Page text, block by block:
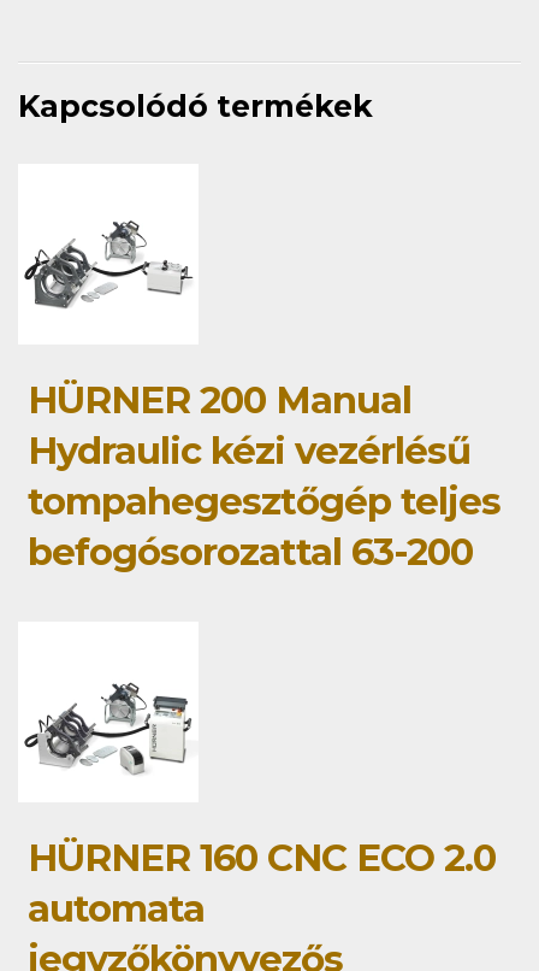
Kapcsolódó termékek
HÜRNER 200 Manual
Hydraulic kézi vezérlésű
tompahegesztőgép teljes
befogósorozattal 63-200
HÜRNER 160 CNC ECO 2.0
automata
jegyzőkönyvezős